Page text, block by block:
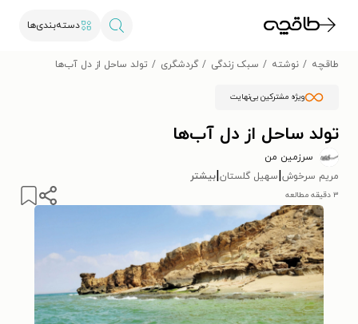
دسته‌بندی‌ها
طاقچه نوشته سبک زندگی گردشگری تولد ساحل از دل آب‌ها
ویژه مشترکین بی‌نهایت
تولد ساحل از دل آب‌ها
سرزمین من
مریم سرخوش سهیل گلستان بیشتر
۳ دقیقه مطالعه